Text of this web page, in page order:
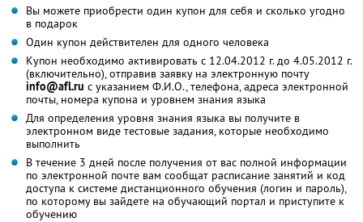
Вы можете приобрести один купон для себя и сколько угодно
в подарок
Один купон действителен для одного человека
Купон необходимо активировать с 12.04.2012 г. до 4.05.2012 г.
(включительно), отправив заявку на электронную почту
info@afl.ru с указанием Ф.И.О., телефона, адреса электронной
почты, номера купона и уровнем знания языка
Для определения уровня знания языка вы получите в
электронном виде тестовые задания, которые необходимо
выполнить
В течение 3 дней после получения от вас полной информации
по электронной почте вам сообщат расписание занятий и код
доступа к системе дистанционного обучения (логин и пароль),
по которому вы зайдете на обучающий портал и приступите к
обучению